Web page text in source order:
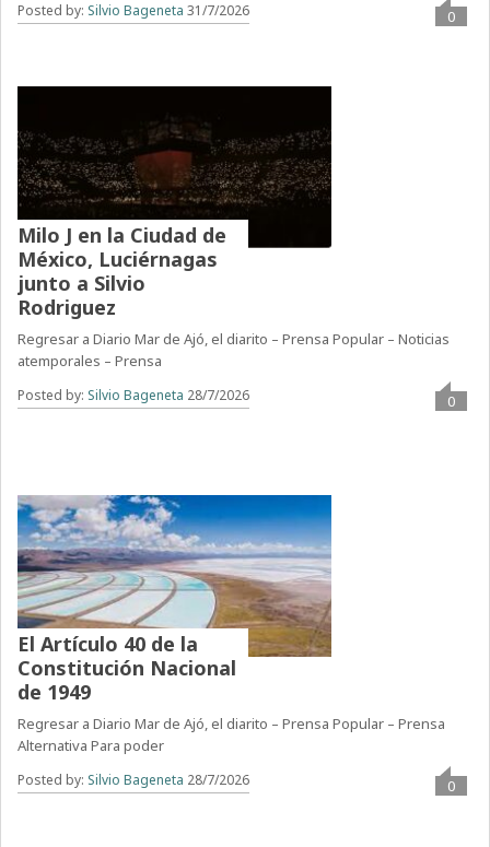
Posted by: Silvio Bageneta 31/7/2026 0
Milo J en la Ciudad de
México, Luciérnagas
junto a Silvio
Rodriguez
Regresar a Diario Mar de Ajó, el diarito – Prensa Popular – Noticias
atemporales – Prensa
Posted by: Silvio Bageneta 28/7/2026 0
El Artículo 40 de la
Constitución Nacional
de 1949
Regresar a Diario Mar de Ajó, el diarito – Prensa Popular – Prensa
Alternativa Para poder
Posted by: Silvio Bageneta 28/7/2026 0